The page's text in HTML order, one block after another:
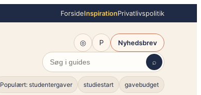
ForsideInspirationPrivatlivspolitik
◎ P Nyhedsbrev
⌕
Populært: studentergaver studiestart gavebudget